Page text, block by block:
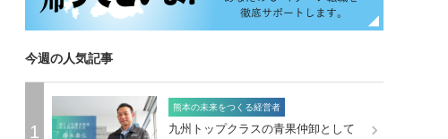
今週の人気記事
1
熊本の未来をつくる経営者
九州トップクラスの青果仲卸として